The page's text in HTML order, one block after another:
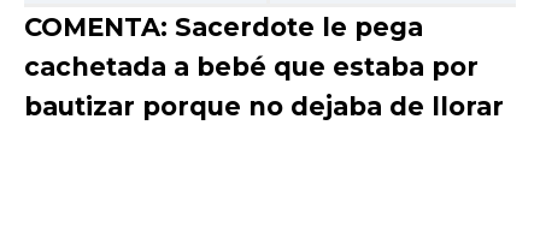
COMENTA: Sacerdote le pega
cachetada a bebé que estaba por
bautizar porque no dejaba de llorar